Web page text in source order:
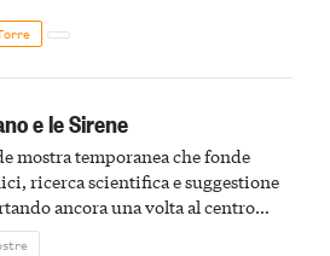
e le Sirene
mostra temporanea che fonde
ricerca scientifica e suggestione
ancora una volta al centro
le meraviglie del passato astigiano